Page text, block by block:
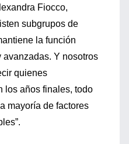
Fiocco,
subgrupos de
la función
Y nosotros
quienes
los años finales, todo
mayoría de factores